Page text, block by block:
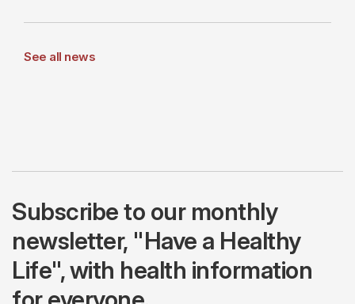
See all news
Subscribe to our monthly
newsletter, "Have a Healthy
Life", with health information